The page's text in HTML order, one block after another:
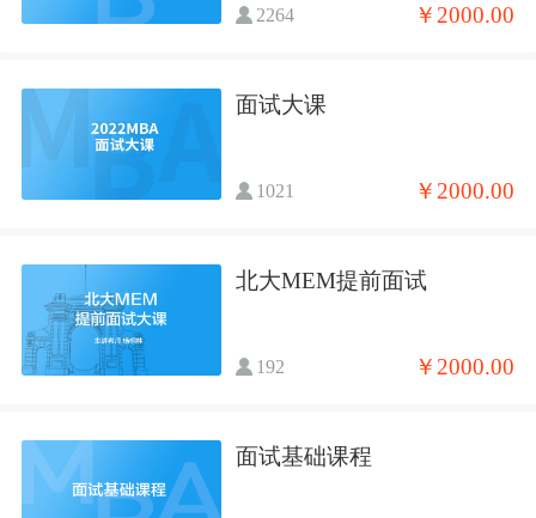
2264 ￥2000.00
面试大课
1021 ￥2000.00
北大MEM提前面试
192 ￥2000.00
面试基础课程